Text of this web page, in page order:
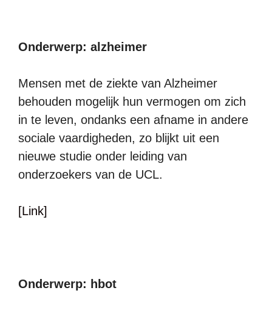
Onderwerp: alzheimer
Mensen met de ziekte van Alzheimer
behouden mogelijk hun vermogen om zich
in te leven, ondanks een afname in andere
sociale vaardigheden, zo blijkt uit een
nieuwe studie onder leiding van
onderzoekers van de UCL.
[Link]
Onderwerp: hbot